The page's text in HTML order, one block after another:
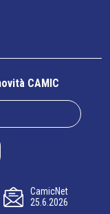
CAMIC
CamicNet
25.6.2026